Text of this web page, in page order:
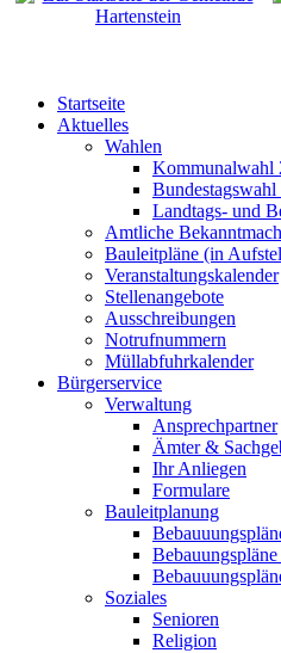
Startseite
Aktuelles
Wahlen
Kommunalwahl
Bundestagswahl
Landtags- und
Amtliche
Bauleitpläne (in
Veranstaltungskalender
Stellenangebote
Ausschreibungen
Notrufnummern
Müllabfuhrkalender
Bürgerservice
Verwaltung
Ansprechpartner
Ämter &
Ihr Anliegen
Formulare
Bauleitplanung
Soziales
Senioren
Religion